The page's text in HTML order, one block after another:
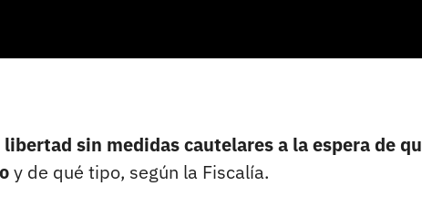
sin medidas cautelares a la espera de
y de qué tipo, según la Fiscalía.